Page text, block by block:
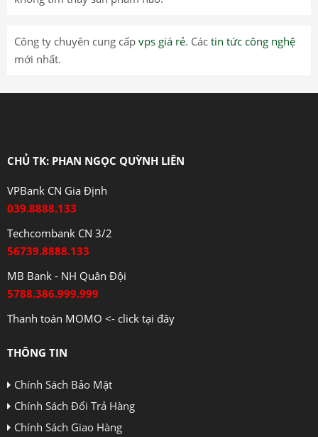
Công ty chuyên cung cấp vps giá rẻ. Các tin tức công nghệ
mới nhất.
CHỦ TK: PHAN NGỌC QUỲNH LIÊN
VPBank CN Gia Định
039.8888.133
Techcombank CN 3/2
56739.8888.133
MB Bank - NH Quân Đội
5788.386.999.999
Thanh toán MOMO <- click tại đây
THÔNG TIN
Chính Sách Bảo Mật
Chính Sách Đổi Trả Hàng
Chính Sách Giao Hàng